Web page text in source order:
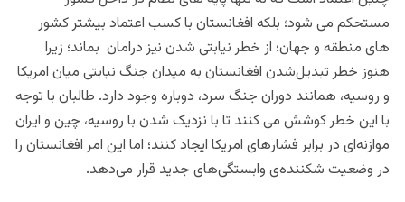
مستحکم می شود؛ بلکه افغانستان با کسب اعتماد بیشتر کشور
های منطقه و جهان؛ از خطر نیابتی شدن نیز درامان بماند؛ زیرا
هنوز خطر تبدیل‌شدن افغانستان به میدان جنگ نیابتی میان امریکا
و روسیه، همانند دوران جنگ سرد، دوباره وجود دارد. طالبان با توجه
با این خطر کوشش می کنند تا با نزدیک شدن با روسیه، چین و ایران
موازنه‌ای در برابر فشارهای امریکا ایجاد کنند؛ اما این امر افغانستان را
در وضعیت شکننده‌ی وابستگی‌های جدید قرار می‌دهد.